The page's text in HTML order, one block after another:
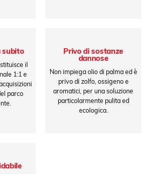
subito
il
1:1 e
parco
Privo di sostanze
dannose
Non impiega olio di palma ed è
privo di zolfo, ossigeno e
aromatici, per una soluzione
particolarmente pulita ed
ecologica.